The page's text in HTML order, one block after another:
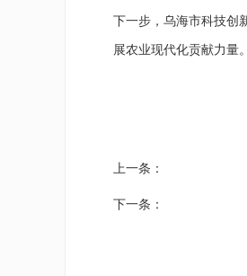
下一步，乌海市科技创
展农业现代化贡献力量。
上一条：
下一条：